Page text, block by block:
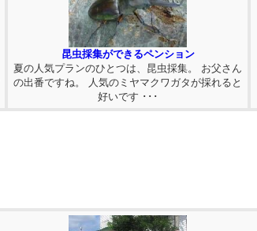
昆虫採集ができるペンション
夏の人気プランのひとつは、昆虫採集。 お父さん
の出番ですね。 人気のミヤマクワガタが採れると
好いです ･･･